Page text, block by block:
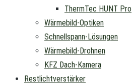
ThermTec HUNT Pro
Wärmebild-Optiken
Schnellspann-Lösungen
Wärmebild-Drohnen
KFZ Dach-Kamera
Restlichtverstärker